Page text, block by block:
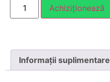
Achiziționează
Informații suplimentare